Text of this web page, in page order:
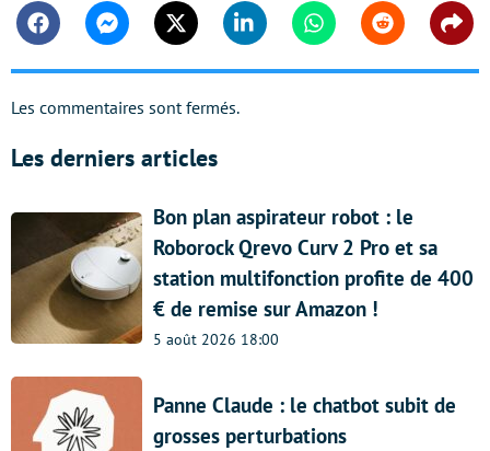
FacebookMessengerTwitter Linkedin WhatsappReddit
Les commentaires sont fermés.
Les derniers articles
Bon plan aspirateur robot : le
Roborock Qrevo Curv 2 Pro et sa
station multifonction profite de 400
€ de remise sur Amazon !
5 août 2026 18:00
Panne Claude : le chatbot subit de
grosses perturbations